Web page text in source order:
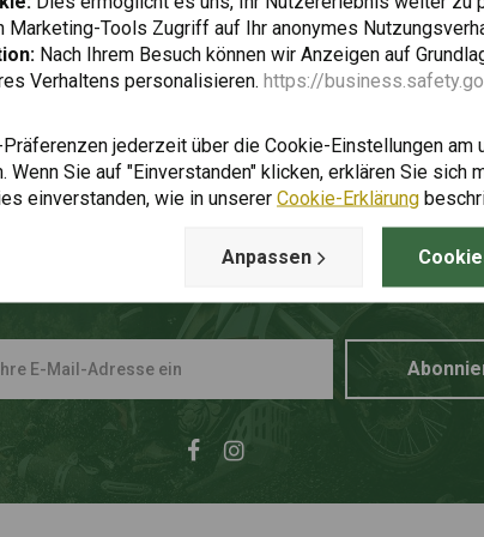
Laufenden bleiben + 5%
Marketing-Tools Zugriff auf Ihr anonymes
Nach Ihrem Besuch können wir Anzeigen auf
Verhaltens personalisieren. https://
jederzeit über die Cookie-Einstellungen am
Wenn Sie auf "Einverstanden" klicken, erklären Sie sich
einverstanden, wie in unserer Cookie-Erklärung
Anpassen